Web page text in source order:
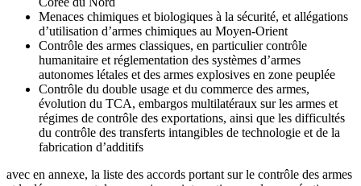
Menaces chimiques et biologiques à la sécurité, et allégations
d’utilisation d’armes chimiques au Moyen-Orient
Contrôle des armes classiques, en particulier contrôle
humanitaire et réglementation des systèmes d’armes
autonomes létales et des armes explosives en zone peuplée
Contrôle du double usage et du commerce des armes,
évolution du TCA, embargos multilatéraux sur les armes et
régimes de contrôle des exportations, ainsi que les difficultés
du contrôle des transferts intangibles de technologie et de la
fabrication d’additifs
avec en annexe, la liste des accords portant sur le contrôle des armes